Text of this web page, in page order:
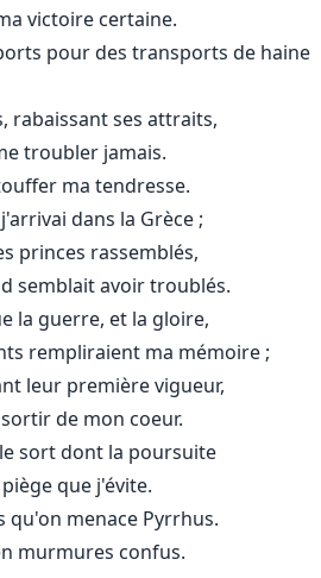
victoire certaine.
pour des transports de haine
rabaissant ses attraits,
troubler jamais.
ma tendresse.
dans la Grèce ;
princes rassemblés,
semblait avoir troublés.
la guerre, et la gloire,
rempliraient ma mémoire ;
leur première vigueur,
de mon coeur.
sort dont la poursuite
que j'évite.
qu'on menace Pyrrhus.
murmures confus.